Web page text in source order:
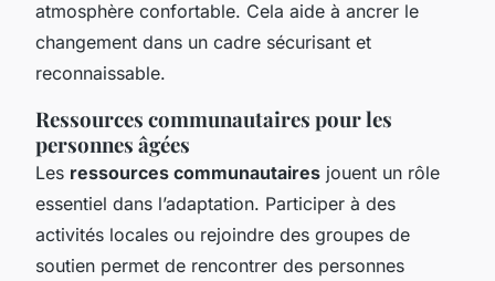
atmosphère confortable. Cela aide à ancrer le
changement dans un cadre sécurisant et
reconnaissable.
Ressources communautaires pour les
personnes âgées
Les ressources communautaires jouent un rôle
essentiel dans l’adaptation. Participer à des
activités locales ou rejoindre des groupes de
soutien permet de rencontrer des personnes